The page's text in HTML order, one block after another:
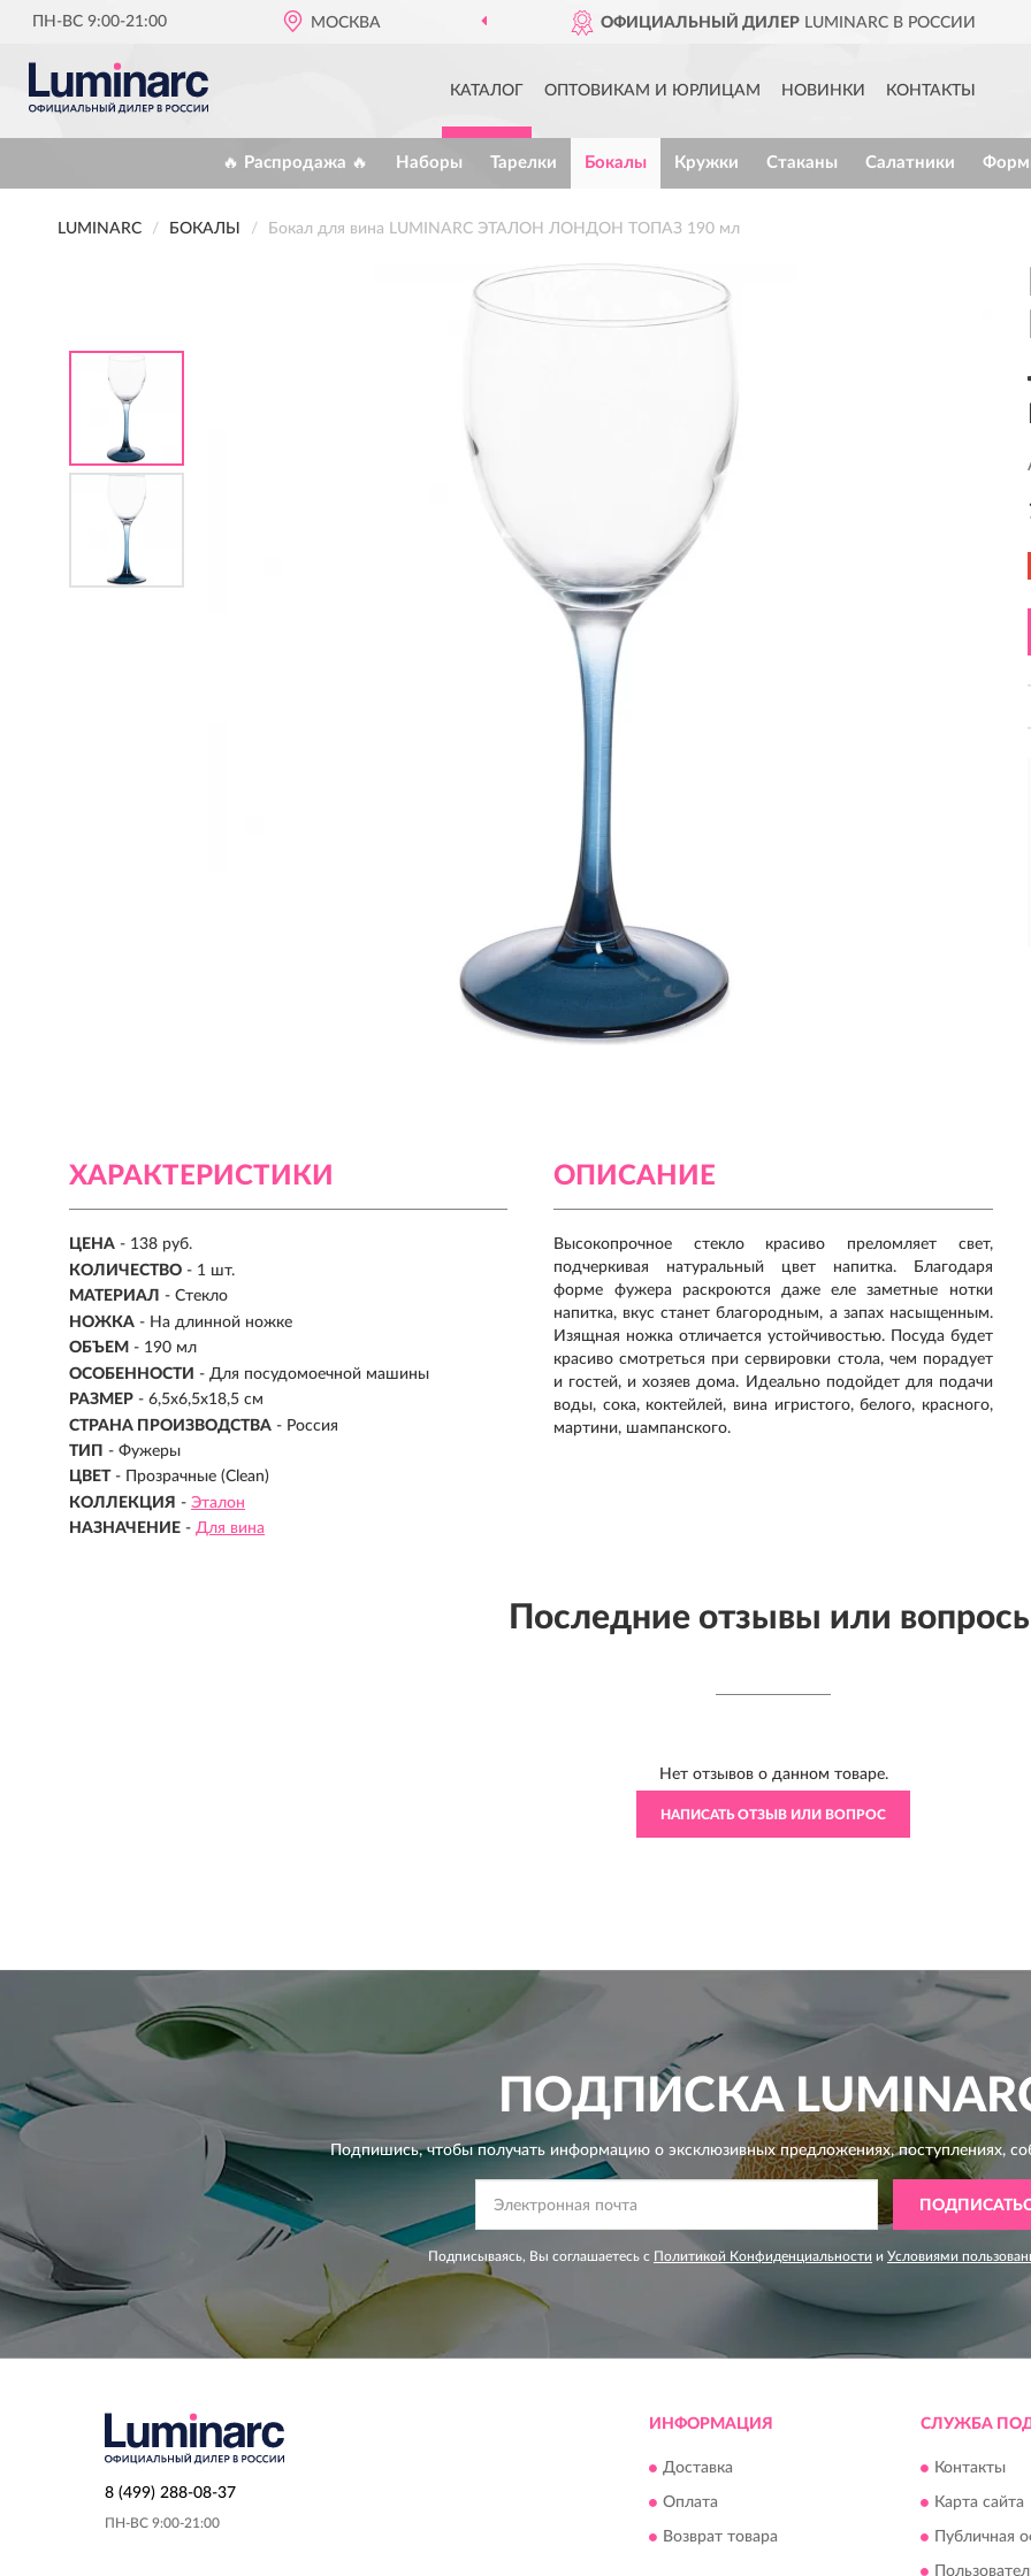
ПН-ВС 9:00-21:00 МОСКВА ОФИЦИАЛЬНЫЙ ДИЛЕРLUMINARC В РОССИИ
КАТАЛОГ ОПТОВИКАМ И ЮРЛИЦАМ НОВИНКИ КОНТАКТЫ
🔥 Распродажа 🔥 Наборы Тарелки Бокалы Кружки Стаканы Салатники
LUMINARC БОКАЛЫ Бокал для вина LUMINARC ЭТАЛОН ЛОНДОН ТОПАЗ 190 мл
ХАРАКТЕРИСТИКИ
ЦЕНА - 138 руб.
КОЛИЧЕСТВО - 1 шт.
МАТЕРИАЛ - Стекло
НОЖКА - На длинной ножке
ОБЪЕМ - 190 мл
ОСОБЕННОСТИ - Для посудомоечной машины
РАЗМЕР - 6,5х6,5х18,5 см
СТРАНА ПРОИЗВОДСТВА - Россия
ТИП - Фужеры
ЦВЕТ - Прозрачные (Clean)
КОЛЛЕКЦИЯ - Эталон
НАЗНАЧЕНИЕ - Для вина
ОПИСАНИЕ
Высокопрочное стекло красиво преломляет свет,
подчеркивая натуральный цвет напитка. Благодаря
форме фужера раскроются даже еле заметные нотки
напитка, вкус станет благородным, а запах насыщенным.
Изящная ножка отличается устойчивостью. Посуда будет
красиво смотреться при сервировки стола, чем порадует
и гостей, и хозяев дома. Идеально подойдет для подачи
воды, сока, коктейлей, вина игристого, белого, красного,
мартини, шампанского.
Последние отзывы или
Нет отзывов о данном товаре.
НАПИСАТЬ ОТЗЫВ ИЛИ ВОПРОС
ПОДПИСКА
Подпишись, чтобы получать информацию о эксклюзивных предложениях,поступлениях,
Подписываясь, Вы соглашаетесь с Политикой Конфиденциальности и Условиями
8 (499) 288-08-37
ПН-ВС 9:00-21:00
ИНФОРМАЦИЯ
Доставка
Оплата
Возврат товара
СЛУЖБА
Контакты
Карта сайта
Публичная